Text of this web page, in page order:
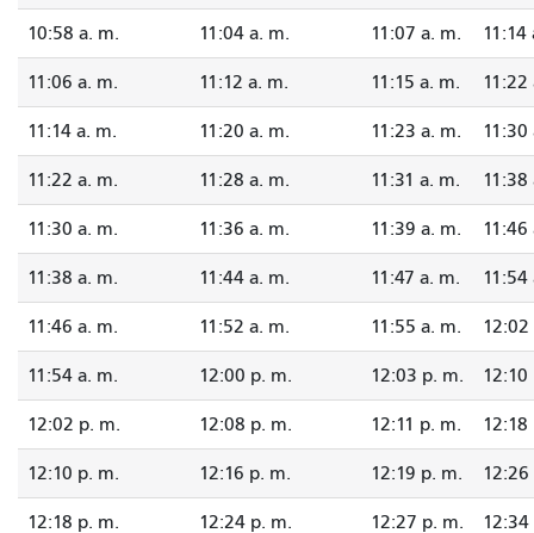
10:58 a. m. 11:04 a. m. 11:07 a. m. 11:14
11:06 a. m. 11:12 a. m. 11:15 a. m. 11:22
11:14 a. m. 11:20 a. m. 11:23 a. m. 11:30
11:22 a. m. 11:28 a. m. 11:31 a. m. 11:38
11:30 a. m. 11:36 a. m. 11:39 a. m. 11:46
11:38 a. m. 11:44 a. m. 11:47 a. m. 11:54
11:46 a. m. 11:52 a. m. 11:55 a. m.
11:54 a. m. 12:00 p. m. 12:03 p. m. 12:10
12:02 p. m. 12:08 p. m. 12:11 p. m. 12:18
12:10 p. m. 12:16 p. m. 12:19 p. m.
12:18 p. m. 12:24 p. m. 12:27 p. m.